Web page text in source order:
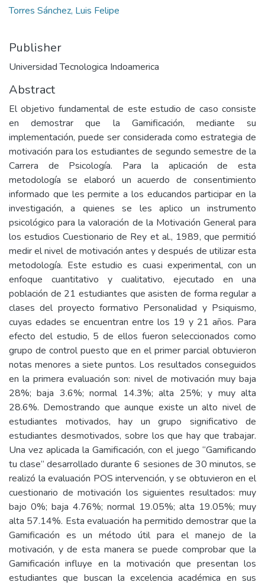
Torres Sánchez, Luis Felipe
Publisher
Universidad Tecnologica Indoamerica
Abstract
El objetivo fundamental de este estudio de caso consiste
en demostrar que la Gamificación, mediante su
implementación, puede ser considerada como estrategia de
motivación para los estudiantes de segundo semestre de la
Carrera de Psicología. Para la aplicación de esta
metodología se elaboró un acuerdo de consentimiento
informado que les permite a los educandos participar en la
investigación, a quienes se les aplico un instrumento
psicológico para la valoración de la Motivación General para
los estudios Cuestionario de Rey et al., 1989, que permitió
medir el nivel de motivación antes y después de utilizar esta
metodología. Este estudio es cuasi experimental, con un
enfoque cuantitativo y cualitativo, ejecutado en una
población de 21 estudiantes que asisten de forma regular a
clases del proyecto formativo Personalidad y Psiquismo,
cuyas edades se encuentran entre los 19 y 21 años. Para
efecto del estudio, 5 de ellos fueron seleccionados como
grupo de control puesto que en el primer parcial obtuvieron
notas menores a siete puntos. Los resultados conseguidos
en la primera evaluación son: nivel de motivación muy baja
28%; baja 3.6%; normal 14.3%; alta 25%; y muy alta
28.6%. Demostrando que aunque existe un alto nivel de
estudiantes motivados, hay un grupo significativo de
estudiantes desmotivados, sobre los que hay que trabajar.
Una vez aplicada la Gamificación, con el juego “Gamificando
tu clase” desarrollado durante 6 sesiones de 30 minutos, se
realizó la evaluación POS intervención, y se obtuvieron en el
cuestionario de motivación los siguientes resultados: muy
bajo 0%; baja 4.76%; normal 19.05%; alta 19.05%; muy
alta 57.14%. Esta evaluación ha permitido demostrar que la
Gamificación es un método útil para el manejo de la
motivación, y de esta manera se puede comprobar que la
Gamificación influye en la motivación que presentan los
estudiantes que buscan la excelencia académica en sus